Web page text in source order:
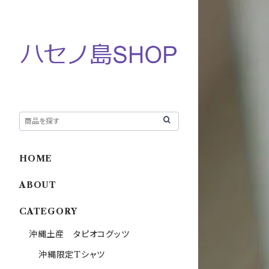
HOME
ABOUT
CATEGORY
沖縄土産 タピオコグッツ
沖縄限定Tシャツ